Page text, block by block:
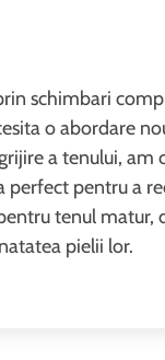
schimbari
o abordare
a tenului,
perfect pentru a
tenul
pielii lor.